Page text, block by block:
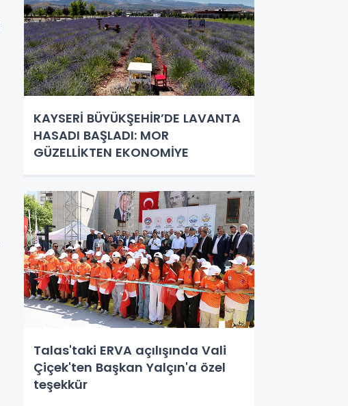
KAYSERİ BÜYÜKŞEHİR’DE LAVANTA
HASADI BAŞLADI: MOR
GÜZELLİKTEN EKONOMİYE
Talas'taki ERVA açılışında Vali
Çiçek'ten Başkan Yalçın'a özel
teşekkür